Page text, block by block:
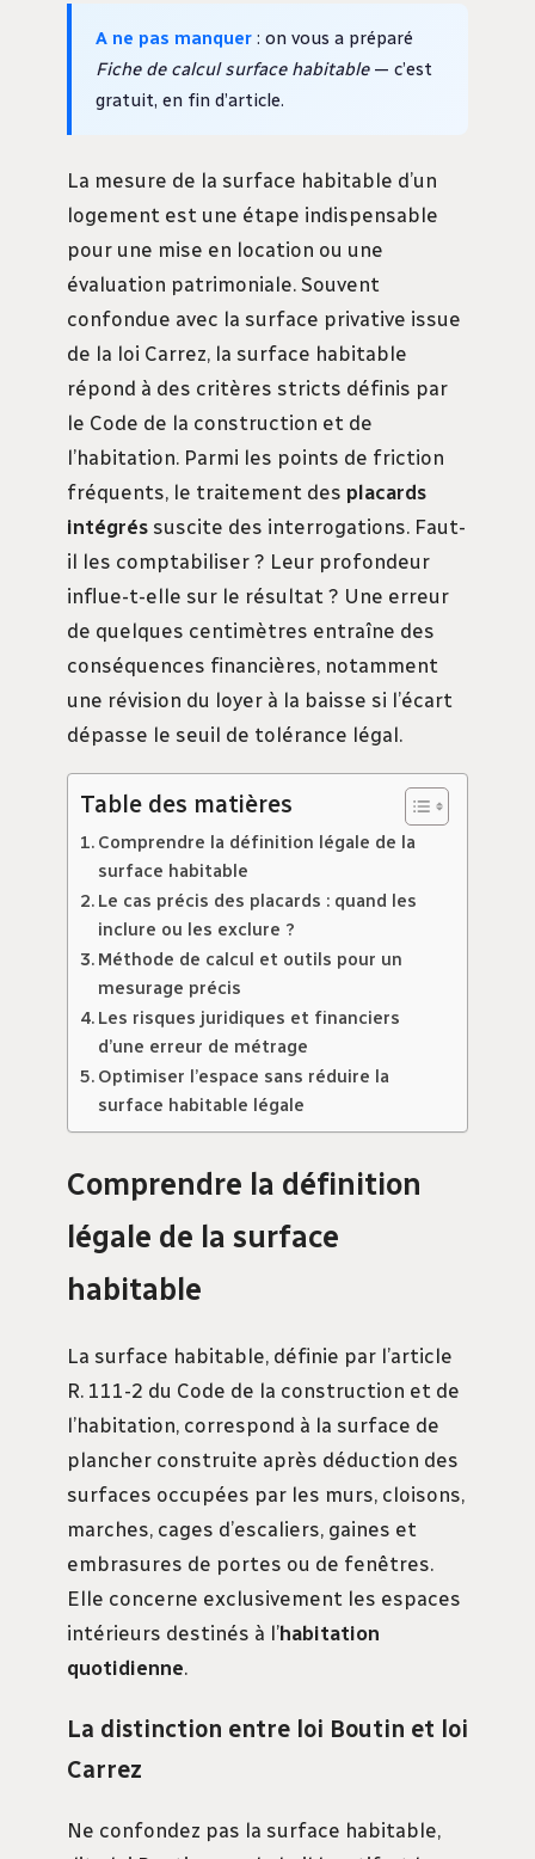
A ne pas manquer : on vous a préparé
Fiche de calcul surface habitable— c’est
gratuit, en fin d’article.
La mesure de la surface habitable d’un
logement est une étape indispensable
pour une mise en location ou une
évaluation patrimoniale. Souvent
confondue avec la surface privative issue
de la loi Carrez, la surface habitable
répond à des critères stricts définis par
le Code de la construction et de
l’habitation. Parmi les points de friction
fréquents, le traitement des placards
intégrés suscite des interrogations. Faut-
il les comptabiliser ? Leur profondeur
influe-t-elle sur le résultat ? Une erreur
de quelques centimètres entraîne des
conséquences financières, notamment
une révision du loyer à la baisse si l’écart
dépasse le seuil de tolérance légal.
Table des matières
Comprendre la définition légale de la
surface habitable
Le cas précis des placards : quand les
inclure ou les exclure ?
Méthode de calcul et outils pour un
mesurage précis
Les risques juridiques et financiers
d’une erreur de métrage
Optimiser l’espace sans réduire la
surface habitable légale
Comprendre la définition
légale de la surface
habitable
La surface habitable, définie par l’article
R. 111-2 du Code de la construction et de
l’habitation, correspond à la surface de
plancher construite après déduction des
surfaces occupées par les murs, cloisons,
marches, cages d’escaliers, gaines et
embrasures de portes ou de fenêtres.
Elle concerne exclusivement les espaces
intérieurs destinés à l’habitation
quotidienne.
La distinction entre loi Boutin et loi
Carrez
Ne confondez pas la surface habitable,